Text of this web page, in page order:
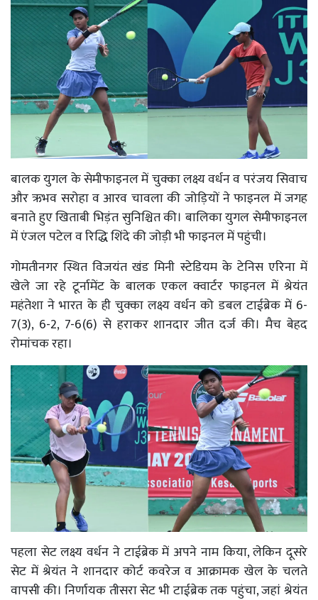
बालक युगल के सेमीफाइनल में चुक्का लक्ष्य वर्धन व परंजय सिवाच
और ऋभव सरोहा व आरव चावला की जोड़ियों ने फाइनल में जगह
बनाते हुए खिताबी भिड़ंत सुनिश्चित की। बालिका युगल सेमीफाइनल
में एंजल पटेल व रिद्धि शिंदे की जोड़ी भी फाइनल में पहुंची।
गोमतीनगर स्थित विजयंत खंड मिनी स्टेडियम के टेनिस एरिना में
खेले जा रहे टूर्नामेंट के बालक एकल क्वार्टर फाइनल में श्रेयंत
महंतेशा ने भारत के ही चुक्का लक्ष्य वर्धन को डबल टाईब्रेक में 6-
7(3), 6-2, 7-6(6) से हराकर शानदार जीत दर्ज की। मैच बेहद
रोमांचक रहा।
पहला सेट लक्ष्य वर्धन ने टाईब्रेक में अपने नाम किया, लेकिन दूसरे
सेट में श्रेयंत ने शानदार कोर्ट कवरेज व आक्रामक खेल के चलते
वापसी की। निर्णायक तीसरा सेट भी टाईब्रेक तक पहुंचा, जहां श्रेयंत